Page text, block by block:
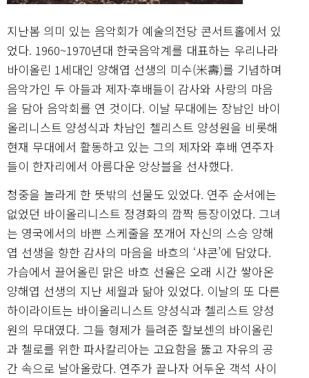
지난봄 의미 있는 음악회가 예술의전당 콘서트홀에서 있
었다. 1960~1970년대 한국음악계를 대표하는 우리나라
바이올린 1세대인 양해엽 선생의 미수(米壽)를 기념하며
음악가인 두 아들과 제자·후배들이 감사와 사랑의 마음
을 담아 음악회를 연 것이다. 이날 무대에는 장남인 바이
올리니스트 양성식과 차남인 첼리스트 양성원을 비롯해
현재 무대에서 활동하고 있는 그의 제자와 후배 연주자
들이 한자리에서 아름다운 앙상블을 선사했다.
청중을 놀라게 한 뜻밖의 선물도 있었다. 연주 순서에는
없었던 바이올리니스트 정경화의 깜짝 등장이었다. 그녀
는 영국에서의 바쁜 스케줄을 쪼개어 자신의 스승 양해
엽 선생을 향한 감사의 마음을 바흐의 ‘샤콘’에 담았다.
가슴에서 끌어올린 맑은 바흐 선율은 오래 시간 쌓아온
양해엽 선생의 지난 세월과 닮아 있었다. 이날의 또 다른
하이라이트는 바이올리니스트 양성식과 첼리스트 양성
원의 무대였다. 그들 형제가 들려준 할보센의 바이올린
과 첼로를 위한 파사칼리아는 고요함을 뚫고 자유의 공
간 속으로 날아올랐다. 연주가 끝나자 어두운 객석 사이